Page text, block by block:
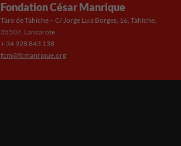
Fondation César Manrique
Taro de Tahíche – C/ Jorge Luis Borges, 16. Tahíche,
35507. Lanzarote
+ 34 928 843 138
fcm@fcmanrique.org